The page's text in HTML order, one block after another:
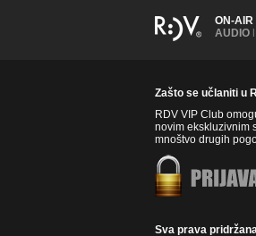
ON-AIR
AUDIO |
Zašto se učlaniti u
RDV VIP Club
novim ekskluzivnim
mnoštvo drugih
Sva prava